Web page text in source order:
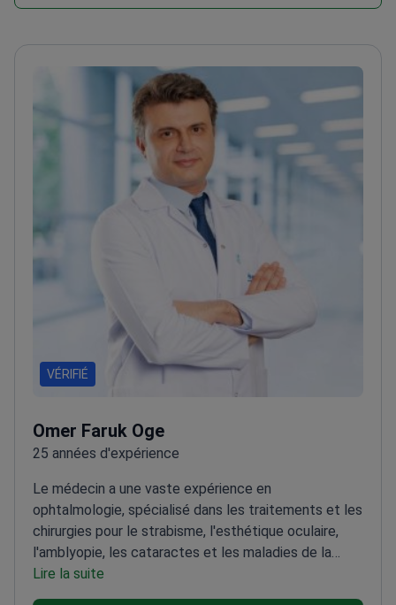
VÉRIFIÉ
Omer Faruk Oge
25 années d'expérience
Le médecin a une vaste expérience en
ophtalmologie, spécialisé dans les traitements et les
chirurgies pour le strabisme, l'esthétique oculaire,
l'amblyopie, les cataractes et les maladies de la
rétine. De plus, le médecin est compétent en santé
oculaire pédiatrique et effectue des examens
Lire la suite